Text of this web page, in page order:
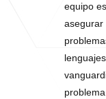
equipo
asegurar